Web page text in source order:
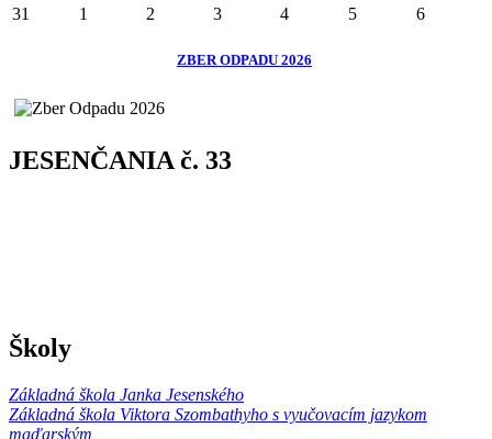
31
1 2 3 4 5 6
ZBER ODPADU 2026
JESENČANIA č. 33
Školy
Základná škola Janka Jesenského
Základná škola Viktora Szombathyho s vyučovacím jazykom
maďarským